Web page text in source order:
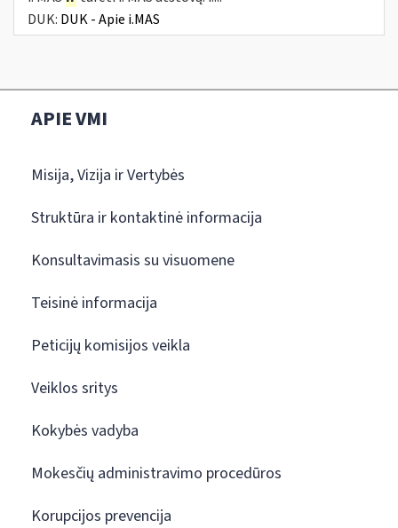
DUK: DUK - Apie i.MAS
APIE VMI
Misija, Vizija ir Vertybės
Struktūra ir kontaktinė informacija
Konsultavimasis su visuomene
Teisinė informacija
Peticijų komisijos veikla
Veiklos sritys
Kokybės vadyba
Mokesčių administravimo procedūros
Korupcijos prevencija